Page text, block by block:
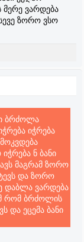
ვარდება
ზორო ვსო
ბრძოლა
იჭრება
ნ ბანი
მაგრამ ზორო
და ზორო
დაბლა ვარდება
რომ ბრძოლის
და ეცემა ბანი